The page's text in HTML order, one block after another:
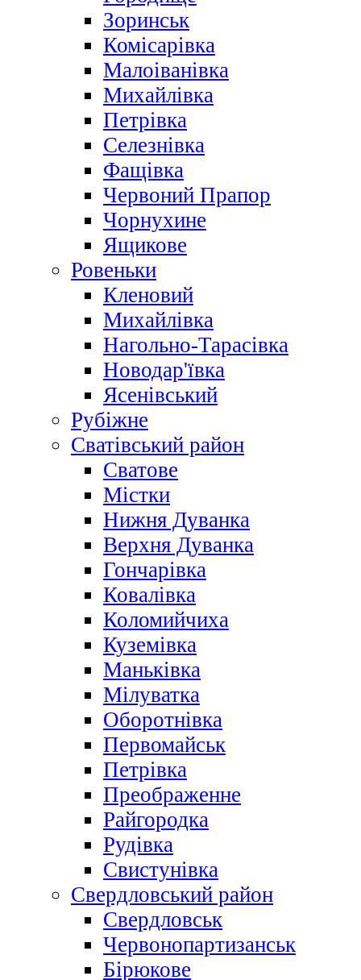
Зоринськ
Комісарівка
Малоіванівка
Михайлівка
Петрівка
Селезнівка
Фащівка
Червоний Прапор
Чорнухине
Ящикове
Ровеньки
Кленовий
Михайлівка
Нагольно-Тарасівка
Новодар'ївка
Ясенівський
Рубіжне
Сватівський район
Сватове
Містки
Нижня Дуванка
Верхня Дуванка
Гончарівка
Ковалівка
Коломийчиха
Куземівка
Маньківка
Мілуватка
Оборотнівка
Первомайськ
Петрівка
Преображенне
Райгородка
Рудівка
Свистунівка
Свердловський район
Свердловськ
Червонопартизанськ
Бірюкове